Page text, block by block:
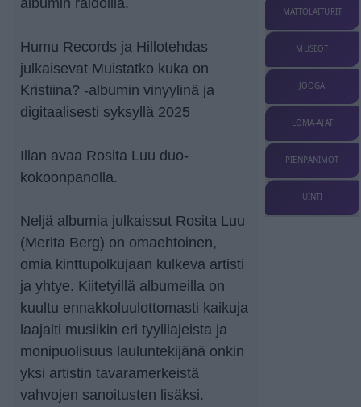
Humu Records ja Hillotehdas
julkaisevat Muistatko kuka on
Kristiina? -albumin vinyylinä ja
digitaalisesti syksyllä 2025
Illan avaa Rosita Luu duo-
kokoonpanolla.
Neljä albumia julkaissut Rosita Luu
(Merita Berg) on omaehtoinen,
omia kinttupolkujaan kulkeva artisti
ja yhtye. Kiitetyillä albumeilla on
kuultu ennakkoluulottomasti kaikuja
laajalti musiikin eri tyylilajeista ja
monipuolisuus lauluntekijänä onkin
yksi artistin tavaramerkeistä
vahvojen sanoitusten lisäksi.
MATTOLAITURIT
MUSEOT
JOOGA
LOMA-AJAT
PIENPANIMOT
UINTI